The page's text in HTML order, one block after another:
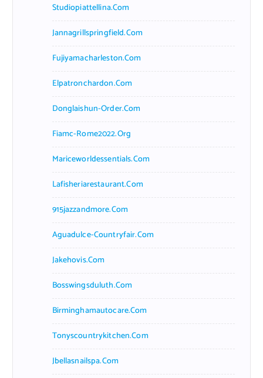
Studiopiattellina.com
Jannagrillspringfield.com
Fujiyamacharleston.com
Elpatronchardon.com
Donglaishun-Order.com
Fiamc-Rome2022.org
Mariceworldessentials.com
Lafisheriarestaurant.com
915jazzandmore.com
Aguadulce-Countryfair.com
Jakehovis.com
Bosswingsduluth.com
Birminghamautocare.com
Tonyscountrykitchen.com
Jbellasnailspa.com